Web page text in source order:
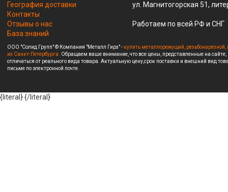
География доставки
Контакты
Отзывы о нас
База знаний
ул. Магнитогорская 51,
Работаем по всей РФ и СНГ
ООО "Солид Групп" © Компания "Металл Гирз" - купить металлорежущий,
из Санкт-Петербурга. Обращаем ваше внимание, что все цены, представленные на
отличаться от реального вида товара. Актуальную цену,срок поставки и внешний вид
письме по электронной почте.
{literal}{/literal}